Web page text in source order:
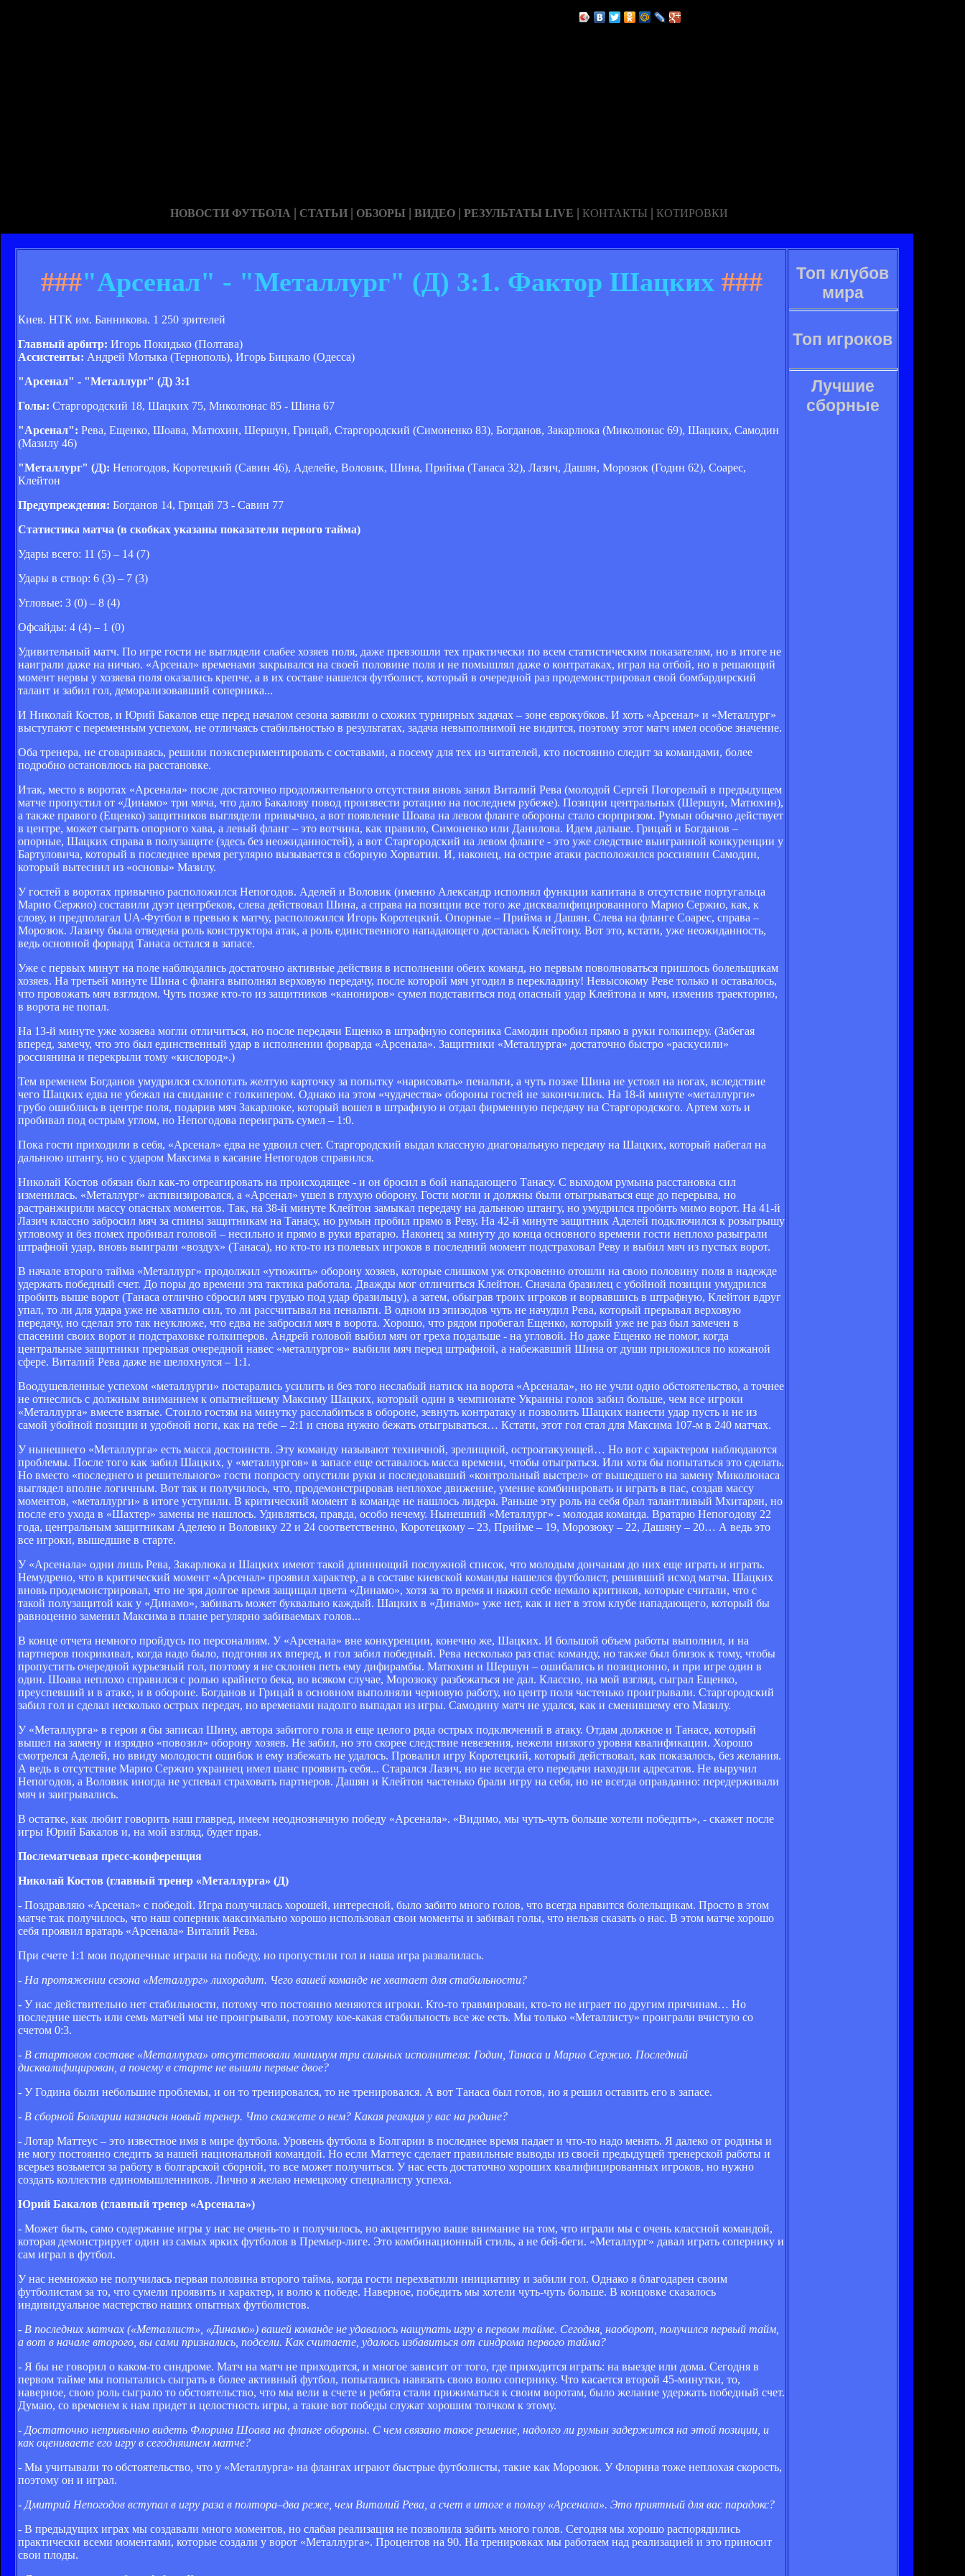
НОВОСТИ ФУТБОЛА | СТАТЬИ | ОБЗОРЫ | ВИДЕО | РЕЗУЛЬТАТЫ LIVE | КОНТАКТЫ | КОТИРОВКИ
###"Арсенал" - "Металлург" (Д) 3:1. Фактор Шацких###
Киев. НТК им. Банникова. 1 250 зрителей
Главный арбитр: Игорь Покидько (Полтава)
Ассистенты: Андрей Мотыка (Тернополь), Игорь Бицкало (Одесса)
"Арсенал" - "Металлург" (Д) 3:1
Голы: Старгородский 18, Шацких 75, Миколюнас 85 - Шина 67
"Арсенал": Рева, Ещенко, Шоава, Матюхин, Шершун, Грицай, Старгородский (Симоненко 83), Богданов, Закарлюка (Миколюнас 69), Шацких, Самодин
(Мазилу 46)
"Металлург" (Д): Непогодов, Коротецкий (Савин 46), Аделейе, Воловик, Шина, Прийма (Танаса 32), Лазич, Дашян, Морозюк (Годин 62), Соарес,
Клейтон
Предупреждения: Богданов 14, Грицай 73 - Савин 77
Статистика матча (в скобках указаны показатели первого тайма)
Удары всего: 11 (5) – 14 (7)
Удары в створ: 6 (3) – 7 (3)
Угловые: 3 (0) – 8 (4)
Офсайды: 4 (4) – 1 (0)
Удивительный матч. По игре гости не выглядели слабее хозяев поля, даже превзошли тех практически по всем статистическим показателям, но в итоге не
наиграли даже на ничью. «Арсенал» временами закрывался на своей половине поля и не помышлял даже о контратаках, играл на отбой, но в решающий
момент нервы у хозяева поля оказались крепче, а в их составе нашелся футболист, который в очередной раз продемонстрировал свой бомбардирский
талант и забил гол, деморализовавший соперника...
И Николай Костов, и Юрий Бакалов еще перед началом сезона заявили о схожих турнирных задачах – зоне еврокубков. И хоть «Арсенал» и «Металлург»
выступают с переменным успехом, не отличаясь стабильностью в результатах, задача невыполнимой не видится, поэтому этот матч имел особое значение.
Оба тренера, не сговариваясь, решили поэкспериментировать с составами, а посему для тех из читателей, кто постоянно следит за командами, более
подробно остановлюсь на расстановке.
Итак, место в воротах «Арсенала» после достаточно продолжительного отсутствия вновь занял Виталий Рева (молодой Сергей Погорелый в предыдущем
матче пропустил от «Динамо» три мяча, что дало Бакалову повод произвести ротацию на последнем рубеже). Позиции центральных (Шершун, Матюхин),
а также правого (Ещенко) защитников выглядели привычно, а вот появление Шоава на левом фланге обороны стало сюрпризом. Румын обычно действует
в центре, может сыграть опорного хава, а левый фланг – это вотчина, как правило, Симоненко или Данилова. Идем дальше. Грицай и Богданов –
опорные, Шацких справа в полузащите (здесь без неожиданностей), а вот Старгородский на левом фланге - это уже следствие выигранной конкуренции у
Бартуловича, который в последнее время регулярно вызывается в сборную Хорватии. И, наконец, на острие атаки расположился россиянин Самодин,
который вытеснил из «основы» Мазилу.
У гостей в воротах привычно расположился Непогодов. Аделей и Воловик (именно Александр исполнял функции капитана в отсутствие португальца
Марио Сержио) составили дуэт центрбеков, слева действовал Шина, а справа на позиции все того же дисквалифицированного Марио Сержио, как, к
слову, и предполагал UA-Футбол в превью к матчу, расположился Игорь Коротецкий. Опорные – Прийма и Дашян. Слева на фланге Соарес, справа –
Морозюк. Лазичу была отведена роль конструктора атак, а роль единственного нападающего досталась Клейтону. Вот это, кстати, уже неожиданность,
ведь основной форвард Танаса остался в запасе.
Уже с первых минут на поле наблюдались достаточно активные действия в исполнении обеих команд, но первым поволноваться пришлось болельщикам
хозяев. На третьей минуте Шина с фланга выполнял верховую передачу, после которой мяч угодил в перекладину! Невысокому Реве только и оставалось,
что провожать мяч взглядом. Чуть позже кто-то из защитников «канониров» сумел подставиться под опасный удар Клейтона и мяч, изменив траекторию,
в ворота не попал.
На 13-й минуте уже хозяева могли отличиться, но после передачи Ещенко в штрафную соперника Самодин пробил прямо в руки голкиперу. (Забегая
вперед, замечу, что это был единственный удар в исполнении форварда «Арсенала». Защитники «Металлурга» достаточно быстро «раскусили»
россиянина и перекрыли тому «кислород».)
Тем временем Богданов умудрился схлопотать желтую карточку за попытку «нарисовать» пенальти, а чуть позже Шина не устоял на ногах, вследствие
чего Шацких едва не убежал на свидание с голкипером. Однако на этом «чудачества» обороны гостей не закончились. На 18-й минуте «металлурги»
грубо ошиблись в центре поля, подарив мяч Закарлюке, который вошел в штрафную и отдал фирменную передачу на Старгородского. Артем хоть и
пробивал под острым углом, но Непогодова переиграть сумел – 1:0.
Пока гости приходили в себя, «Арсенал» едва не удвоил счет. Старгородский выдал классную диагональную передачу на Шацких, который набегал на
дальнюю штангу, но с ударом Максима в касание Непогодов справился.
Николай Костов обязан был как-то отреагировать на происходящее - и он бросил в бой нападающего Танасу. С выходом румына расстановка сил
изменилась. «Металлург» активизировался, а «Арсенал» ушел в глухую оборону. Гости могли и должны были отыгрываться еще до перерыва, но
растранжирили массу опасных моментов. Так, на 38-й минуте Клейтон замыкал передачу на дальнюю штангу, но умудрился пробить мимо ворот. На 41-й
Лазич классно забросил мяч за спины защитникам на Танасу, но румын пробил прямо в Реву. На 42-й минуте защитник Аделей подключился к розыгрышу
угловому и без помех пробивал головой – несильно и прямо в руки вратарю. Наконец за минуту до конца основного времени гости неплохо разыграли
штрафной удар, вновь выиграли «воздух» (Танаса), но кто-то из полевых игроков в последний момент подстраховал Реву и выбил мяч из пустых ворот.
В начале второго тайма «Металлург» продолжил «утюжить» оборону хозяев, которые слишком уж откровенно отошли на свою половину поля в надежде
удержать победный счет. До поры до времени эта тактика работала. Дважды мог отличиться Клейтон. Сначала бразилец с убойной позиции умудрился
пробить выше ворот (Танаса отлично сбросил мяч грудью под удар бразильцу), а затем, обыграв троих игроков и ворвавшись в штрафную, Клейтон вдруг
упал, то ли для удара уже не хватило сил, то ли рассчитывал на пенальти. В одном из эпизодов чуть не начудил Рева, который прерывал верховую
передачу, но сделал это так неуклюже, что едва не забросил мяч в ворота. Хорошо, что рядом пробегал Ещенко, который уже не раз был замечен в
спасении своих ворот и подстраховке голкиперов. Андрей головой выбил мяч от греха подальше - на угловой. Но даже Ещенко не помог, когда
центральные защитники прерывая очередной навес «металлургов» выбили мяч перед штрафной, а набежавший Шина от души приложился по кожаной
сфере. Виталий Рева даже не шелохнулся – 1:1.
Воодушевленные успехом «металлурги» постарались усилить и без того неслабый натиск на ворота «Арсенала», но не учли одно обстоятельство, а точнее
не отнеслись с должным вниманием к опытнейшему Максиму Шацких, который один в чемпионате Украины голов забил больше, чем все игроки
«Металлурга» вместе взятые. Стоило гостям на минутку расслабиться в обороне, зевнуть контратаку и позволить Шацких нанести удар пусть и не из
самой убойной позиции и удобной ноги, как на тебе – 2:1 и снова нужно бежать отыгрываться… Кстати, этот гол стал для Максима 107-м в 240 матчах.
У нынешнего «Металлурга» есть масса достоинств. Эту команду называют техничной, зрелищной, остроатакующей… Но вот с характером наблюдаются
проблемы. После того как забил Шацких, у «металлургов» в запасе еще оставалось масса времени, чтобы отыграться. Или хотя бы попытаться это сделать.
Но вместо «последнего и решительного» гости попросту опустили руки и последовавший «контрольный выстрел» от вышедшего на замену Миколюнаса
выглядел вполне логичным. Вот так и получилось, что, продемонстрировав неплохое движение, умение комбинировать и играть в пас, создав массу
моментов, «металлурги» в итоге уступили. В критический момент в команде не нашлось лидера. Раньше эту роль на себя брал талантливый Мхитарян, но
после его ухода в «Шахтер» замены не нашлось. Удивляться, правда, особо нечему. Нынешний «Металлург» - молодая команда. Вратарю Непогодову 22
года, центральным защитникам Аделею и Воловику 22 и 24 соответственно, Коротецкому – 23, Прийме – 19, Морозюку – 22, Дашяну – 20… А ведь это
все игроки, вышедшие в старте.
У «Арсенала» одни лишь Рева, Закарлюка и Шацких имеют такой длиннющий послужной список, что молодым дончанам до них еще играть и играть.
Немудрено, что в критический момент «Арсенал» проявил характер, а в составе киевской команды нашелся футболист, решивший исход матча. Шацких
вновь продемонстрировал, что не зря долгое время защищал цвета «Динамо», хотя за то время и нажил себе немало критиков, которые считали, что с
такой полузащитой как у «Динамо», забивать может буквально каждый. Шацких в «Динамо» уже нет, как и нет в этом клубе нападающего, который бы
равноценно заменил Максима в плане регулярно забиваемых голов...
В конце отчета немного пройдусь по персоналиям. У «Арсенала» вне конкуренции, конечно же, Шацких. И большой объем работы выполнил, и на
партнеров покрикивал, когда надо было, подгоняя их вперед, и гол забил победный. Рева несколько раз спас команду, но также был близок к тому, чтобы
пропустить очередной курьезный гол, поэтому я не склонен петь ему дифирамбы. Матюхин и Шершун – ошибались и позиционно, и при игре один в
один. Шоава неплохо справился с ролью крайнего бека, во всяком случае, Морозюку разбежаться не дал. Классно, на мой взгляд, сыграл Ещенко,
преуспевший и в атаке, и в обороне. Богданов и Грицай в основном выполняли черновую работу, но центр поля частенько проигрывали. Старгородский
забил гол и сделал несколько острых передач, но временами надолго выпадал из игры. Самодину матч не удался, как и сменившему его Мазилу.
У «Металлурга» в герои я бы записал Шину, автора забитого гола и еще целого ряда острых подключений в атаку. Отдам должное и Танасе, который
вышел на замену и изрядно «повозил» оборону хозяев. Не забил, но это скорее следствие невезения, нежели низкого уровня квалификации. Хорошо
смотрелся Аделей, но ввиду молодости ошибок и ему избежать не удалось. Провалил игру Коротецкий, который действовал, как показалось, без желания.
А ведь в отсутствие Марио Сержио украинец имел шанс проявить себя... Старался Лазич, но не всегда его передачи находили адресатов. Не выручил
Непогодов, а Воловик иногда не успевал страховать партнеров. Дашян и Клейтон частенько брали игру на себя, но не всегда оправданно: передерживали
мяч и заигрывались.
В остатке, как любит говорить наш главред, имеем неоднозначную победу «Арсенала». «Видимо, мы чуть-чуть больше хотели победить», - скажет после
игры Юрий Бакалов и, на мой взгляд, будет прав.
Послематчевая пресс-конференция
Николай Костов (главный тренер «Металлурга» (Д)
- Поздравляю «Арсенал» с победой. Игра получилась хорошей, интересной, было забито много голов, что всегда нравится болельщикам. Просто в этом
матче так получилось, что наш соперник максимально хорошо использовал свои моменты и забивал голы, что нельзя сказать о нас. В этом матче хорошо
себя проявил вратарь «Арсенала» Виталий Рева.
При счете 1:1 мои подопечные играли на победу, но пропустили гол и наша игра развалилась.
- На протяжении сезона «Металлург» лихорадит. Чего вашей команде не хватает для стабильности?
- У нас действительно нет стабильности, потому что постоянно меняются игроки. Кто-то травмирован, кто-то не играет по другим причинам… Но
последние шесть или семь матчей мы не проигрывали, поэтому кое-какая стабильность все же есть. Мы только «Металлисту» проиграли вчистую со
счетом 0:3.
- В стартовом составе «Металлурга» отсутствовали минимум три сильных исполнителя: Годин, Танаса и Марио Сержио. Последний
дисквалифицирован, а почему в старте не вышли первые двое?
- У Година были небольшие проблемы, и он то тренировался, то не тренировался. А вот Танаса был готов, но я решил оставить его в запасе.
- В сборной Болгарии назначен новый тренер. Что скажете о нем? Какая реакция у вас на родине?
- Лотар Маттеус – это известное имя в мире футбола. Уровень футбола в Болгарии в последнее время падает и что-то надо менять. Я далеко от родины и
не могу постоянно следить за нашей национальной командой. Но если Маттеус сделает правильные выводы из своей предыдущей тренерской работы и
всерьез возьмется за работу в болгарской сборной, то все может получиться. У нас есть достаточно хороших квалифицированных игроков, но нужно
создать коллектив единомышленников. Лично я желаю немецкому специалисту успеха.
Юрий Бакалов (главный тренер «Арсенала»)
- Может быть, само содержание игры у нас не очень-то и получилось, но акцентирую ваше внимание на том, что играли мы с очень классной командой,
которая демонстрирует один из самых ярких футболов в Премьер-лиге. Это комбинационный стиль, а не бей-беги. «Металлург» давал играть сопернику и
сам играл в футбол.
У нас немножко не получилась первая половина второго тайма, когда гости перехватили инициативу и забили гол. Однако я благодарен своим
футболистам за то, что сумели проявить и характер, и волю к победе. Наверное, победить мы хотели чуть-чуть больше. В концовке сказалось
индивидуальное мастерство наших опытных футболистов.
- В последних матчах («Металлист», «Динамо») вашей команде не удавалось нащупать игру в первом тайме. Сегодня, наоборот, получился первый тайм,
а вот в начале второго, вы сами признались, подсели. Как считаете, удалось избавиться от синдрома первого тайма?
- Я бы не говорил о каком-то синдроме. Матч на матч не приходится, и многое зависит от того, где приходится играть: на выезде или дома. Сегодня в
первом тайме мы попытались сыграть в более активный футбол, попытались навязать свою волю сопернику. Что касается второй 45-минутки, то,
наверное, свою роль сыграло то обстоятельство, что мы вели в счете и ребята стали прижиматься к своим воротам, было желание удержать победный счет.
Думаю, со временем к нам придет и целостность игры, а такие вот победы служат хорошим толчком к этому.
- Достаточно непривычно видеть Флорина Шоава на фланге обороны. С чем связано такое решение, надолго ли румын задержится на этой позиции, и
как оцениваете его игру в сегодняшнем матче?
- Мы учитывали то обстоятельство, что у «Металлурга» на флангах играют быстрые футболисты, такие как Морозюк. У Флорина тоже неплохая скорость,
поэтому он и играл.
- Дмитрий Непогодов вступал в игру раза в полтора–два реже, чем Виталий Рева, а счет в итоге в пользу «Арсенала». Это приятный для вас парадокс?
- В предыдущих играх мы создавали много моментов, но слабая реализация не позволила забить много голов. Сегодня мы хорошо распорядились
практически всеми моментами, которые создали у ворот «Металлурга». Процентов на 90. На тренировках мы работаем над реализацией и это приносит
свои плоды.
Топ клубов
мира
Топ игроков
Лучшие
сборные